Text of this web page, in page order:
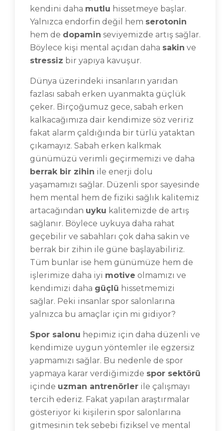
kendini daha mutlu hissetmeye başlar.
Yalnızca endorfin değil hem serotonin
hem de dopamin seviyemizde artış sağlar.
Böylece kişi mental açıdan daha sakin ve
stressiz bir yapıya kavuşur.
Dünya üzerindeki insanların yarıdan
fazlası sabah erken uyanmakta güçlük
çeker. Birçoğumuz gece, sabah erken
kalkacağımıza dair kendimize söz veririz
fakat alarm çaldığında bir türlü yataktan
çıkamayız. Sabah erken kalkmak
günümüzü verimli geçirmemizi ve daha
berrak bir zihin ile enerji dolu
yaşamamızı sağlar. Düzenli spor sayesinde
hem mental hem de fiziki sağlık kalitemiz
artacağından uyku kalitemizde de artış
sağlanır. Böylece uykuya daha rahat
geçebilir ve sabahları çok daha sakin ve
berrak bir zihin ile güne başlayabiliriz.
Tüm bunlar ise hem günümüze hem de
işlerimize daha iyi motive olmamızı ve
kendimizi daha güçlü hissetmemizi
sağlar. Peki insanlar spor salonlarına
yalnızca bu amaçlar için mi gidiyor?
Spor salonu hepimiz için daha düzenli ve
kendimize uygun yöntemler ile egzersiz
yapmamızı sağlar. Bu nedenle de spor
yapmaya karar verdiğimizde spor sektörü
içinde uzman antrenörler ile çalışmayı
tercih ederiz. Fakat yapılan araştırmalar
gösteriyor ki kişilerin spor salonlarına
gitmesinin tek sebebi fiziksel ve mental